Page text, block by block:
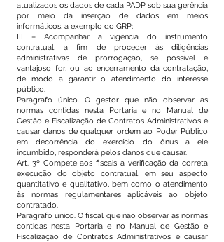
atualizados os dados de cada PADP sob sua gerência
por meio da inserção de dados em meios
informáticos, a exemplo do GRP;
III – Acompanhar a vigência do instrumento
contratual, a fim de proceder às diligências
administrativas de prorrogação, se possível e
vantajoso for, ou ao encerramento da contratação,
de modo a garantir o atendimento do interesse
público.
Parágrafo único. O gestor que não observar as
normas contidas nesta Portaria e no Manual de
Gestão e Fiscalização de Contratos Administrativos e
causar danos de qualquer ordem ao Poder Público
em decorrência do exercício do ônus a ele
incumbido, responderá pelos danos que causar.
Art. 3º Compete aos fiscais a verificação da correta
execução do objeto contratual, em seu aspecto
quantitativo e qualitativo, bem como o atendimento
às normas regulamentares aplicáveis ao objeto
contratado.
Parágrafo único. O fiscal que não observar as normas
contidas nesta Portaria e no Manual de Gestão e
Fiscalização de Contratos Administrativos e causar